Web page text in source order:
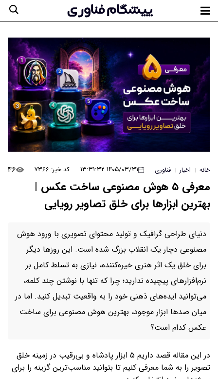
خانه | اخبار | فناوری ۱۴۰۵/۰۳/۳۱ ۱۳:۳۱:۳۲ کد خبر: ۷۳۶۶ ۴۶
معرفی ۵ هوش مصنوعی ساخت عکس |
بهترین ابزارها برای خلق تصاویر رویایی
دنیای طراحی گرافیک و تولید محتوای تصویری با ورود هوش
مصنوعی دچار یک انقلاب بزرگ شده است. این روزها دیگر
برای خلق یک اثر هنری خیره‌کننده، نیازی به تسلط کامل بر
نرم‌افزارهای پیچیده ندارید؛ چرا که تنها با نوشتن چند کلمه،
می‌توانید ایده‌های ذهنی خود را به واقعیت تبدیل کنید. اما در
میان صدها ابزار موجود، بهترین هوش مصنوعی برای ساخت
عکس کدام است؟
در این مقاله قصد داریم ۵ ابزار پادشاه و بی‌رقیب در زمینه خلق
تصویر را به شما معرفی کنیم تا بتوانید مناسب‌ترین گزینه را برای